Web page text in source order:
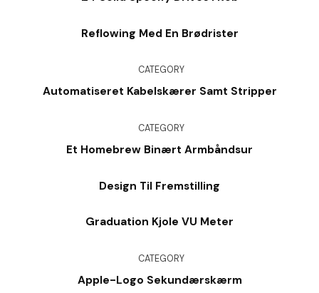
Reflowing Med En Brødrister
CATEGORY
Automatiseret Kabelskærer Samt Stripper
CATEGORY
Et Homebrew Binært Armbåndsur
Design Til Fremstilling
Graduation Kjole VU Meter
CATEGORY
Apple-Logo Sekundærskærm